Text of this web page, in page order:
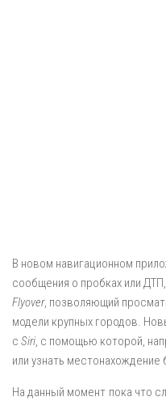
В новом навигационном
сообщения о пробках или
Flyover, позволяющий
модели крупных городов.
с Siri, с помощью которой,
или узнать
На данный момент пока что